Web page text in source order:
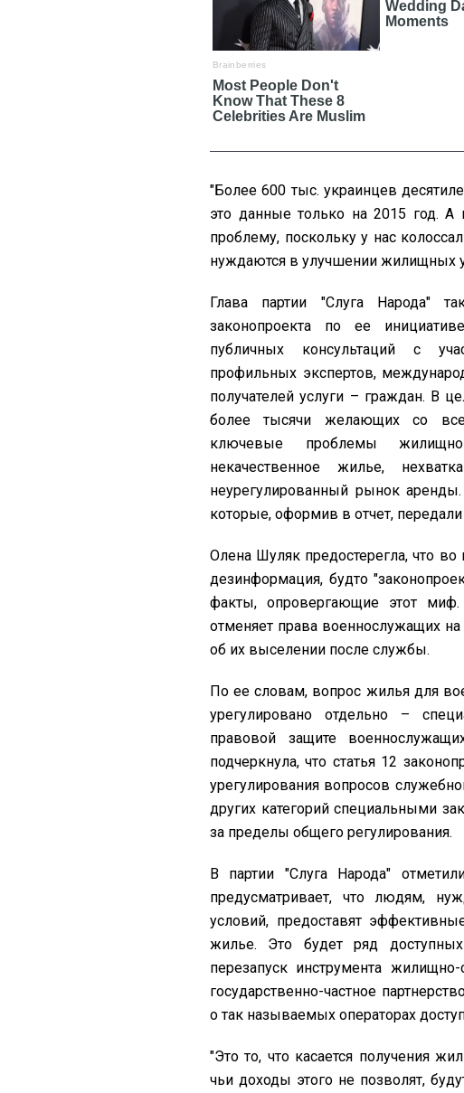
"Более 600 тыс. украинцев
это данные только на 2015 год. А
проблему, поскольку у нас
нуждаются в улучшении жилищных
Глава партии "Слуга Народа"
законопроекта по ее
публичных консультаций с
профильных экспертов,
получателей услуги – граждан. В
более тысячи желающих со
ключевые проблемы
некачественное жилье,
неурегулированный рынок
которые, оформив в отчет,
Олена Шуляк предостерегла, что
дезинформация, будто
факты, опровергающие этот
отменяет права военнослужащих
об их выселении после службы.
По ее словам, вопрос жилья для
урегулировано отдельно –
правовой защите
подчеркнула, что статья 12
урегулирования вопросов
других категорий специальными
за пределы общего регулирования.
В партии "Слуга Народа"
предусматривает, что людям,
условий, предоставят
жилье. Это будет ряд
перезапуск инструмента
государственно-частное
о так называемых операторах
"Это то, что касается получения
чьи доходы этого не позволят,